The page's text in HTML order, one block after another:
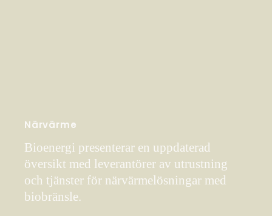
Närvärme
Bioenergi presenterar en uppdaterad
översikt med leverantörer av utrustning
och tjänster för närvärmelösningar med
biobränsle.